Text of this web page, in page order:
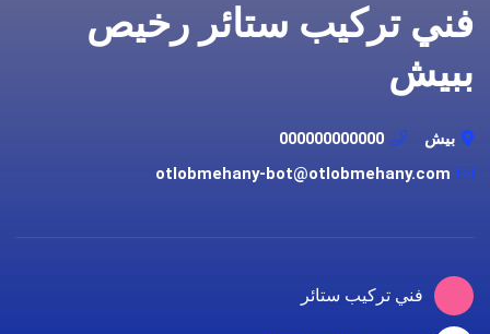
فني تركيب ستائر رخيص
ببيش
بيش
000000000000
otlobmehany-bot@otlobmehany.com
فني تركيب ستائر